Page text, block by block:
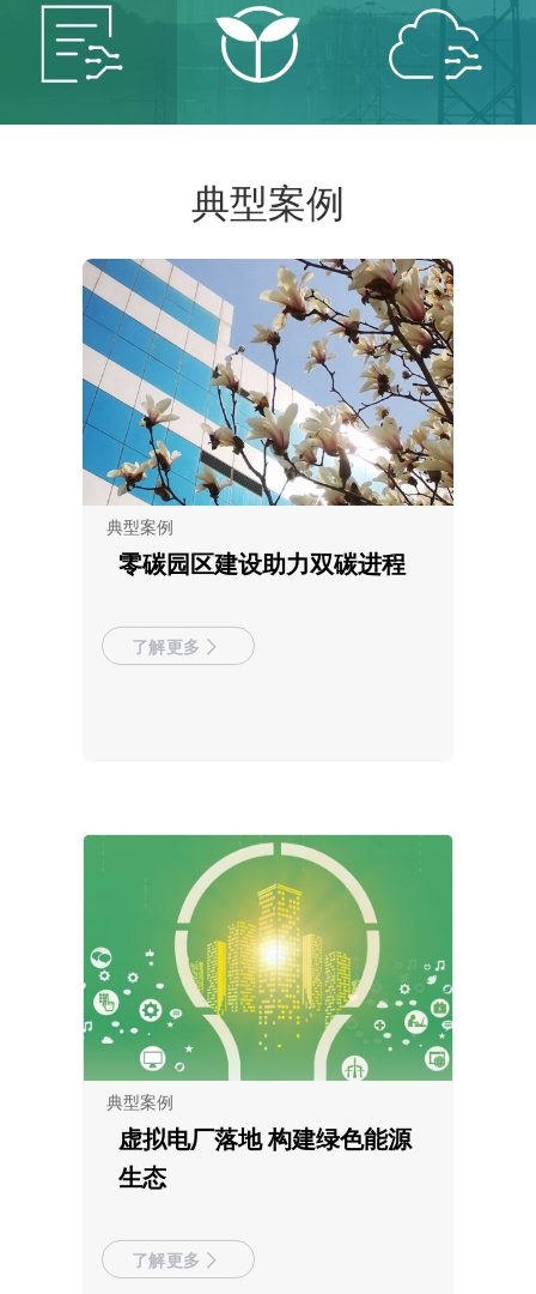
服务智
能电网
共创低
碳未来
智慧
保卫青
山绿水
共建美
丽中国
建设智
慧城市
共享智
能生活
典型案例
典型案例
零碳园区建设助力双碳进程
了解更多
典型案例
虚拟电厂落地 构建绿色能源
生态
了解更多